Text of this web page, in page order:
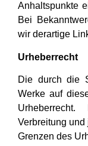
Anhaltspunkte
Bei
wir derartige
Urheberrecht
Die durch die
Werke auf
Urheberrecht.
Verbreitung
Grenzen des